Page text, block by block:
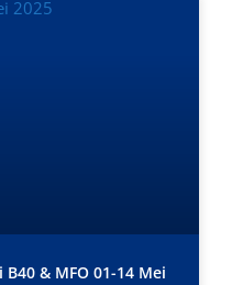
& MFO 01-14 Mei